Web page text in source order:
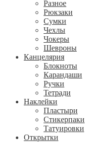
Разное
Рюкзаки
Сумки
Чехлы
Чокеры
Шевроны
Канцелярия
Блокноты
Карандаши
Ручки
Тетради
Наклейки
Пластыри
Стикерпаки
Татуировки
Открытки